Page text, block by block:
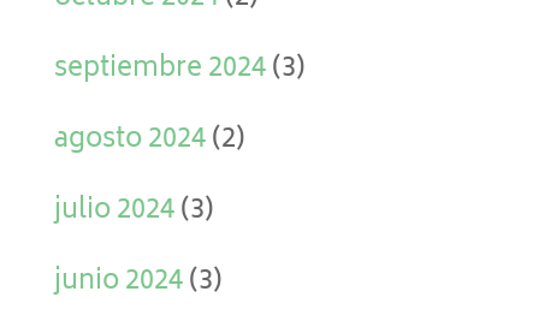
septiembre 2024(3)
agosto 2024(2)
julio 2024(3)
junio 2024(3)